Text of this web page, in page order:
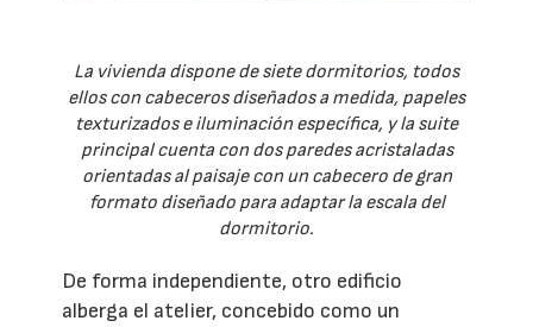
La vivienda dispone de siete dormitorios, todos
ellos con cabeceros diseñados a medida, papeles
texturizados e iluminación específica, y la suite
principal cuenta con dos paredes acristaladas
orientadas al paisaje con un cabecero de gran
formato diseñado para adaptar la escala del
dormitorio.
De forma independiente, otro edificio
alberga el atelier, concebido como un